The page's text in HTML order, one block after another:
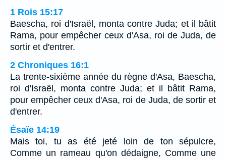
1 Rois 15:17
Baescha, roi d'Israël, monta contre Juda; et il bâtit
Rama, pour empêcher ceux d'Asa, roi de Juda, de
sortir et d'entrer.
2 Chroniques 16:1
La trente-sixième année du règne d'Asa, Baescha,
roi d'Israël, monta contre Juda; et il bâtit Rama,
pour empêcher ceux d'Asa, roi de Juda, de sortir et
d'entrer.
Ésaïe 14:19
Mais toi, tu as été jeté loin de ton sépulcre,
Comme un rameau qu'on dédaigne, Comme une